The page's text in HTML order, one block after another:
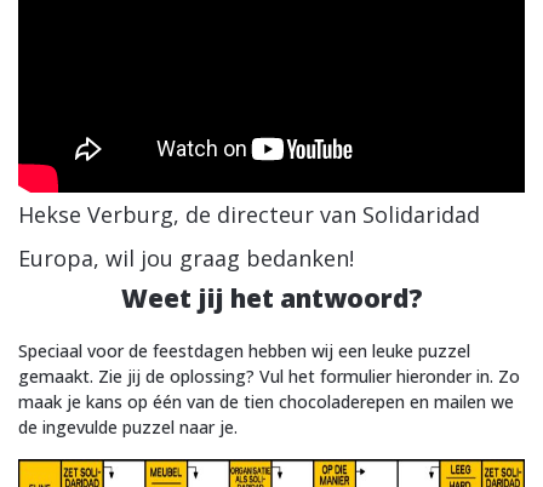
Hekse Verburg, de directeur van Solidaridad
Europa, wil jou graag bedanken!
Weet jij het antwoord?
Speciaal voor de feestdagen hebben wij een leuke puzzel
gemaakt. Zie jij de oplossing? Vul het formulier hieronder in. Zo
maak je kans op één van de tien chocoladerepen en mailen we
de ingevulde puzzel naar je.